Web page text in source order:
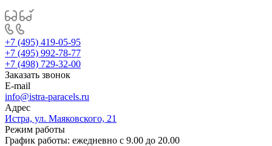
+7 (495) 419-05-95
+7 (495) 992-78-77
+7 (498) 729-32-00
Заказать звонок
E-mail
info@istra-paracels.ru
Адрес
Истра, ул. Маяковского, 21
Режим работы
График работы: ежедневно с 9.00 до 20.00